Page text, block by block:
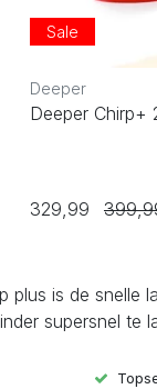
Sale
Deeper
Deeper Chirp+
329,99
plus is de
supersnel te